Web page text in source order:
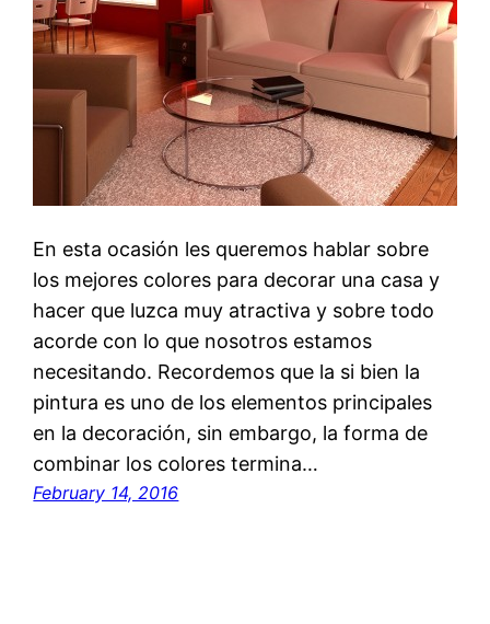
En esta ocasión les queremos hablar sobre
los mejores colores para decorar una casa y
hacer que luzca muy atractiva y sobre todo
acorde con lo que nosotros estamos
necesitando. Recordemos que la si bien la
pintura es uno de los elementos principales
en la decoración, sin embargo, la forma de
combinar los colores termina…
February 14, 2016